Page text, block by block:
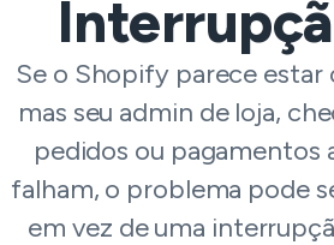
Se o Shopify parece estar
mas seu admin de loja,
pedidos ou pagamentos
falham, o problema pode
em vez de uma